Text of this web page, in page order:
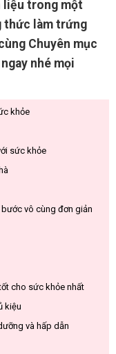
liệu trong một
thức làm trứng
Chuyên mục
nhé mọi
khỏe
sức khỏe
vô cùng đơn giản
cho sức khỏe nhất
kiệu
và hấp dẫn